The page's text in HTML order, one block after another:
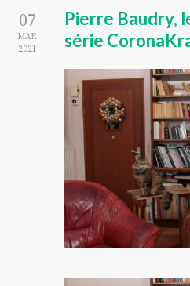
07
MAR
2021
Pierre Baudry,
série